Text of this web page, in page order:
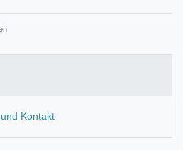
Kontakt